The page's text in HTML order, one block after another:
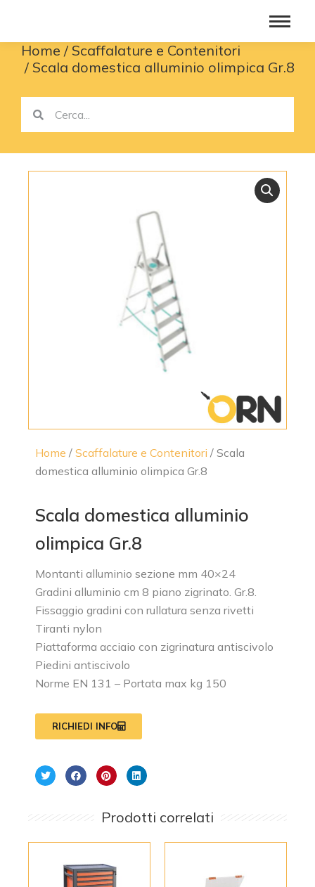
You are here:
Home
Scaffalature e Contenitori
Scala domestica alluminio olimpica Gr.8
Home / Scaffalature e Contenitori / Scala
domestica alluminio olimpica Gr.8
Scala domestica alluminio
olimpica Gr.8
Montanti alluminio sezione mm 40×24
Gradini alluminio cm 8 piano zigrinato. Gr.8.
Fissaggio gradini con rullatura senza rivetti
Tiranti nylon
Piattaforma acciaio con zigrinatura antiscivolo
Piedini antiscivolo
Norme EN 131 – Portata max kg 150
RICHIEDI INFO
Prodotti correlati